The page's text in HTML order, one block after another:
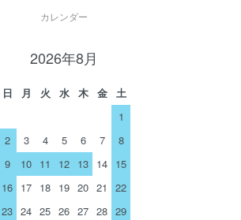
カレンダー
2026年8月
日 月 火 水 木 金
土
1
2
3 4 5 6 7
8
9
10 11 12 13 14 15
16 17 18 19 20 21
22
23 24 25 26 27 28 29